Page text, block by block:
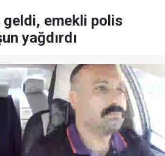
geldi, emekli polis
yağdırdı